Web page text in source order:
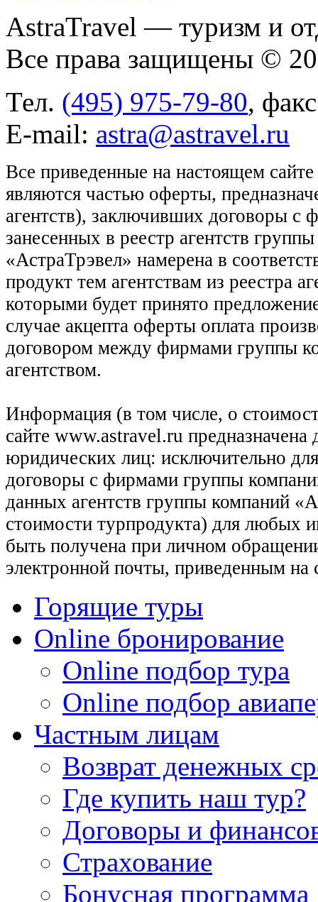
AstraTravel — туризм и
Все права защищены ©
Тел. (495) 975-79-80,
E-mail: astra@astravel.ru
Все приведенные на настоящем
являются частью оферты,
агентств), заключивших договоры
занесенных в реестр агентств
«АстраТрэвел» намерена в
продукт тем агентствам из реестра
которыми будет принято
случае акцепта оферты оплата
договором между фирмами группы
агентством.
Информация (в том числе, о
сайте www.astravel.ru предназначена
юридических лиц: исключительно
договоры с фирмами группы
данных агентств группы компаний
стоимости турпродукта) для любых
быть получена при личном
электронной почты, приведенным на
Горящие туры
Online бронирование
Online подбор тура
Online подбор
Частным лицам
Возврат денежных
Где купить наш тур?
Договоры и
Страхование
Бонусная